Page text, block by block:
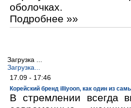
оболочках.
Подробнее »»
Загрузка ...
Загрузка...
17.09 - 17:46
Корейский бренд illiyoon, как один из
В стремлении всегда